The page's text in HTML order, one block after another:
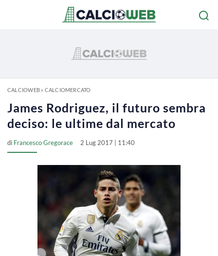
CALCIOWEB» CALCIOMERCATO
James Rodriguez, il futuro sembra
deciso: le ultime dal mercato
di Francesco Gregorace 2 Lug 2017 | 11:40